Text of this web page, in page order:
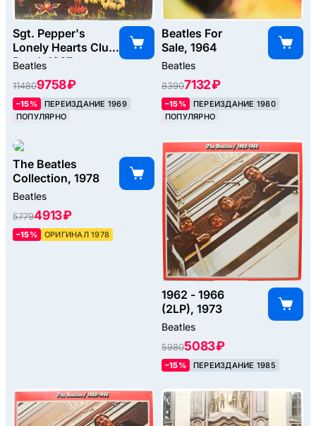
Sgt. Pepper's
Lonely Hearts Club
Band, 1967
Beatles
114809758 ₽
–15%
ПЕРЕИЗДАНИЕ 1969
ПОПУЛЯРНО
Beatles For
Sale, 1964
Beatles
83907132 ₽
–15%
ПЕРЕИЗДАНИЕ 1980
ПОПУЛЯРНО
The Beatles
Collection, 1978
Beatles
57794913 ₽
–15% ОРИГИНАЛ 1978
1962 - 1966
(2LP), 1973
Beatles
59805083 ₽
–15% ПЕРЕИЗДАНИЕ 1985